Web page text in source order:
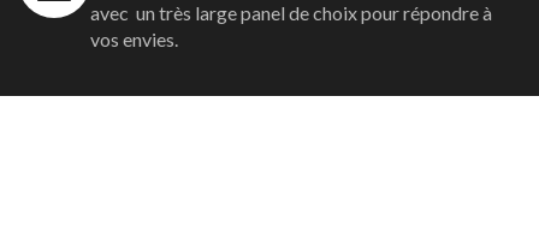
avec un très large panel de choix pour répondre à
vos envies.